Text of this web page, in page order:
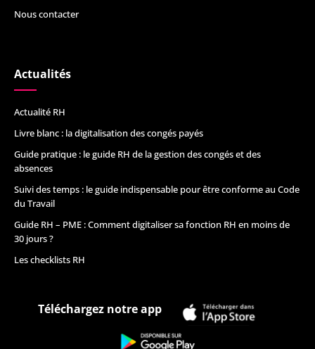
Nous contacter
Actualités
Actualité RH
Livre blanc : la digitalisation des congés payés
Guide pratique : le guide RH de la gestion des congés et des
absences
Suivi des temps : le guide indispensable pour être conforme au Code
du Travail
Guide RH – PME : Comment digitaliser sa fonction RH en moins de
30 jours ?
Les checklists RH
Téléchargez notre app